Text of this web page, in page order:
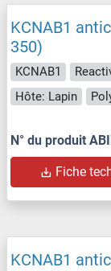
KCNAB1
350)
KCNAB1
Hôte: Lapin
N° du produit
Fiche
KCNAB1